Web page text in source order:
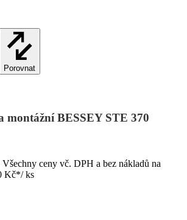
Porovnat
montážní BESSEY STE 370
ceny vč. DPH a bez nákladů na
Kč*/ ks